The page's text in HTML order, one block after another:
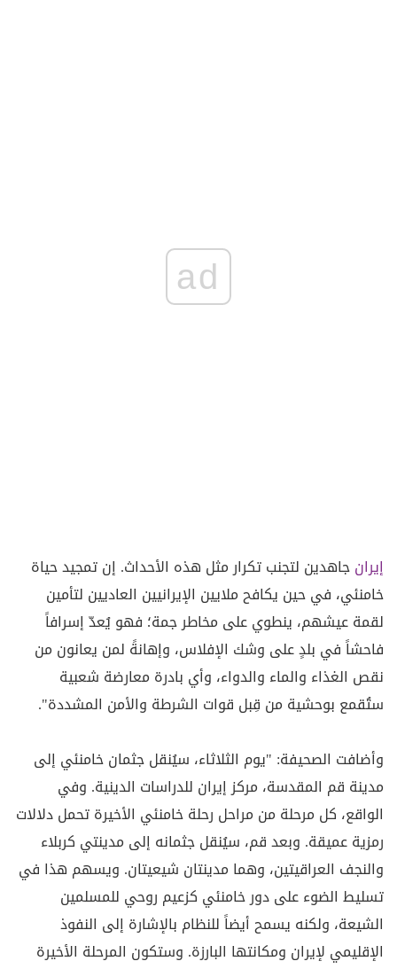
ad
إيرانجاهدين لتجنب تكرار مثل هذه الأحداث. إن تمجيد حياة
خامنئي، في حين يكافح ملايين الإيرانيين العاديين لتأمين
لقمة عيشهم، ينطوي على مخاطر جمة؛ فهو يُعدّ إسرافاً
فاحشاً في بلدٍ على وشك الإفلاس، وإهانةً لمن يعانون من
نقص الغذاء والماء والدواء، وأي بادرة معارضة شعبية
ستُقمع بوحشية من قِبل قوات الشرطة والأمن المشددة".
وأضافت الصحيفة: "يوم الثلاثاء، سيُنقل جثمان خامنئي إلى
مدينة قم المقدسة، مركز إيران للدراسات الدينية. وفي
الواقع، كل مرحلة من مراحل رحلة خامنئي الأخيرة تحمل دلالات
رمزية عميقة. وبعد قم، سيُنقل جثمانه إلى مدينتي كربلاء
والنجف العراقيتين، وهما مدينتان شيعيتان. ويسهم هذا في
تسليط الضوء على دور خامنئي كزعيم روحي للمسلمين
الشيعة، ولكنه يسمح أيضاً للنظام بالإشارة إلى النفوذ
الإقليمي لإيران ومكانتها البارزة. وستكون المرحلة الأخيرة